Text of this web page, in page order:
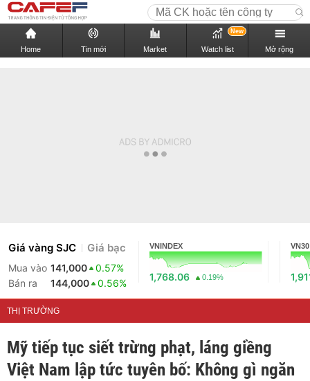
Home Tin mới Market Watch list
New
Mở rộng
Giá vàng SJC Giá bạc
Mua vào 141,000
0.57%
Bán ra
144,000 0.56%
VNINDEX
1,768.06 0.19%
VN30
THỊ TRƯỜNG
Mỹ tiếp tục siết trừng phạt, láng giềng
Việt Nam lập tức tuyên bố: Không gì ngăn